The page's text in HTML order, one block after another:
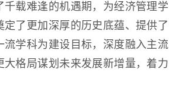
载难逢的机遇期，为经济管理学
了更加深厚的历史底蕴、提供了
学科为建设目标，深度融入主流
格局谋划未来发展新增量，着力